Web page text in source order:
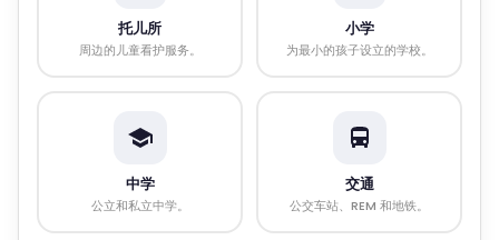
托儿所
周边的儿童看护服务。
小学
为最小的孩子设立的学校。
中学
公立和私立中学。
交通
公交车站、REM 和地铁。